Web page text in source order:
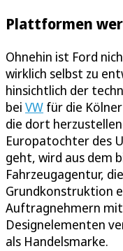
Plattformen
Ohnehin ist Ford
wirklich selbst zu
hinsichtlich der
bei VW für die
die dort
Europatochter des
geht, wird aus dem
Fahrzeugagentur,
Grundkonstruktion
Auftragnehmern
Designelementen
als Handelsmarke.